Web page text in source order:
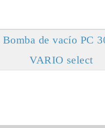
Bomba de vacío PC
VARIO select